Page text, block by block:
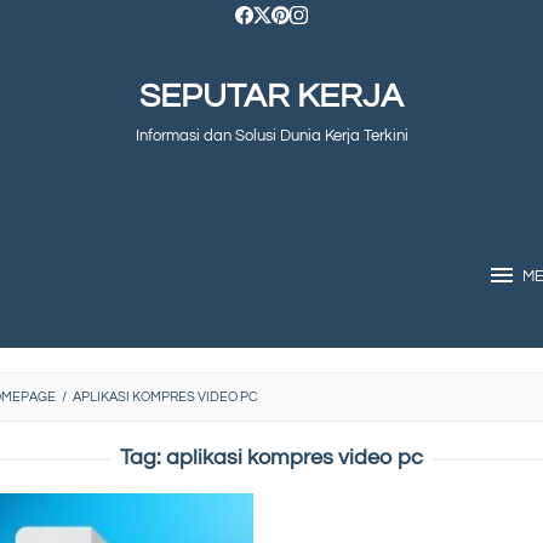
SEPUTAR KERJA
Informasi dan Solusi Dunia Kerja Terkini
/ APLIKASI KOMPRES VIDEO PC
Tag: aplikasi kompres video pc